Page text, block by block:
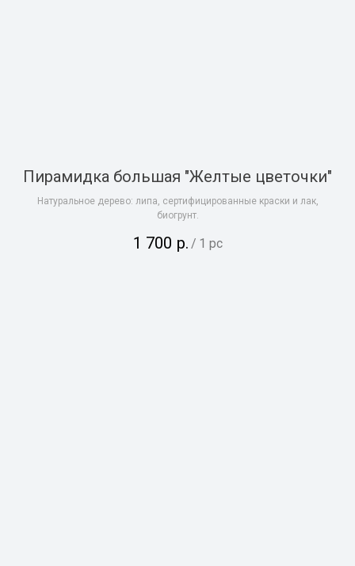
Пирамидка большая "Желтые цветочки"
Натуральное дерево: липа, сертифицированные краски и лак,
биогрунт.
1 700 р. / 1 pc